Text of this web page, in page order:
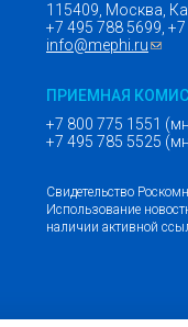
115409, Москва,
+7 495 788 5699,
info@mephi.ru
ПРИЕМНАЯ
+7 800 775 1551
+7 495 785 5525
Свидетельство
Использование
наличии активной